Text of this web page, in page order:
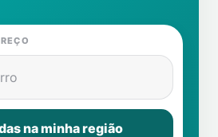
na minha região